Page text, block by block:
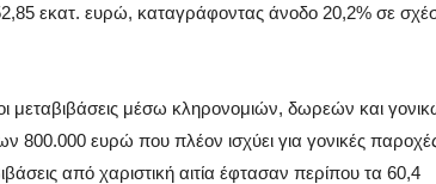
εκατ. ευρώ, καταγράφοντας άνοδο 20,2% σε
μεταβιβάσεις μέσω κληρονομιών, δωρεών και
ευρώ που πλέον ισχύει για γονικές
από χαριστική αιτία έφτασαν περίπου τα 60,4